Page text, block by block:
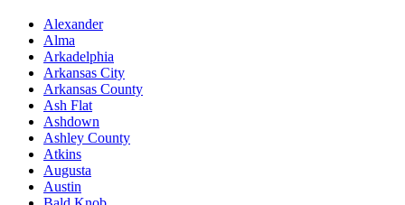
Alexander
Alma
Arkadelphia
Arkansas City
Arkansas County
Ash Flat
Ashdown
Ashley County
Atkins
Augusta
Austin